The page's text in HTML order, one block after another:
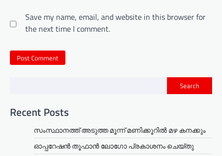
Save my name, email, and website in this browser for
the next time I comment.
Search
Recent Posts
സംസ്ഥാനത്ത് അടുത്ത മൂന്ന് മണിക്കൂറിൽ മഴ കനക്കും
ഓപ്പറേഷൻ തൂഫാൻ ലോഗോ പ്രകാശനം ചെയ്തു